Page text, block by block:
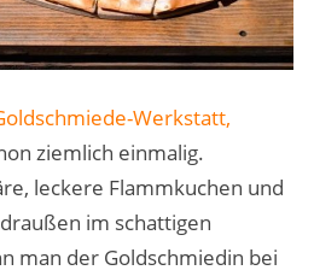
Werkstatt,
ziemlich einmalig.
leckere Flammkuchen und
im schattigen
man der Goldschmiedin bei